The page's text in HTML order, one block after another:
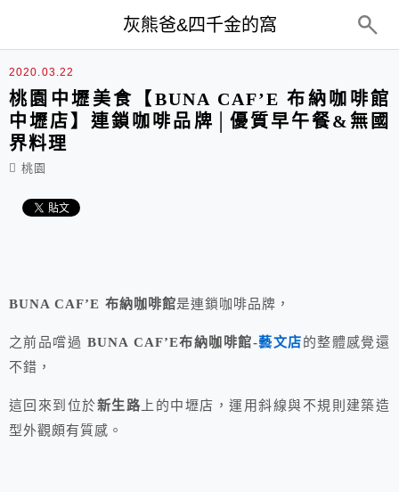
灰熊爸&四千金的窩
2020.03.22
桃園中壢美食【BUNA CAF’E 布納咖啡館
中壢店】連鎖咖啡品牌│優質早午餐&無國
界料理
桃園
BUNA CAF’E 布納咖啡館是連鎖咖啡品牌，
之前品嚐過 BUNA CAF’E布納咖啡館-藝文店的整體感覺還
不錯，
這回來到位於新生路 上的中壢店，運用斜線與不規則建築造
型外觀頗有質感。